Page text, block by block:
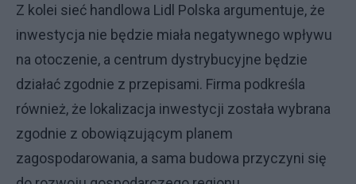
Z kolei sieć handlowa Lidl Polska argumentuje, że
inwestycja nie będzie miała negatywnego wpływu
na otoczenie, a centrum dystrybucyjne będzie
działać zgodnie z przepisami. Firma podkreśla
również, że lokalizacja inwestycji została wybrana
zgodnie z obowiązującym planem
zagospodarowania, a sama budowa przyczyni się